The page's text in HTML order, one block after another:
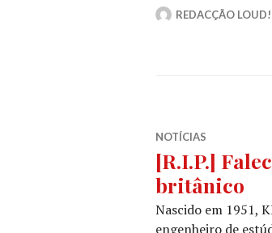
REDACÇÃO LOUD!
NOTÍCIAS
[R.I.P.]
britânico
Nascido em 1951,
engenheiro de